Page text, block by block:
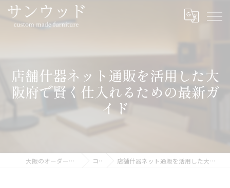
店舗什器ネット通販を活用した大
阪府で賢く仕入れるための最新ガ
イド
大阪のオーダー家具ならサンウッド コラム 店舗什器ネット通販を活用した大阪府で賢く仕入れるための最新ガイド